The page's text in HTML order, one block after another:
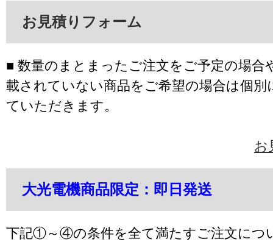
お見積りフォーム
■ 数量のまとまったご注文をご予定の場合
載されていない商品をご希望の場合は個別
ていただきます。
お
大光電機商品限定：即日発送
下記①～④の条件を全て満たすご注文につ